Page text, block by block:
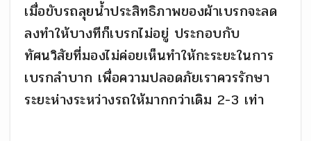
เมื่อขับรถลุยน้ำประสิทธิภาพของผ้าเบรกจะลด
ลงทำให้บางทีก็เบรกไม่อยู่ ประกอบกับ
ทัศนวิสัยที่มองไม่ค่อยเห็นทำให้กะระยะในการ
เบรกลำบาก เพื่อความปลอดภัยเราควรรักษา
ระยะห่างระหว่างรถให้มากกว่าเดิม 2-3 เท่า